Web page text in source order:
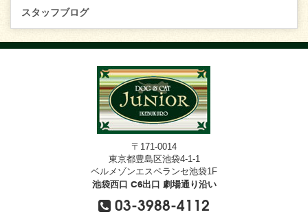
スタッフブログ
〒171-0014
東京都豊島区池袋4-1-1
ベルメゾンエスペランセ池袋1F
池袋西口 C6出口 劇場通り沿い
03-3988-4112